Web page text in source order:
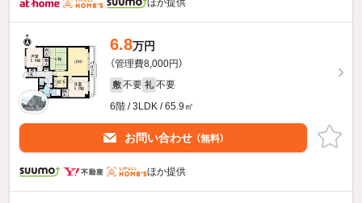
ほか提供
6.8万円
（管理費8,000円）
敷 不要 礼 不要
6階 / 3LDK / 65.9㎡
お問い合わせ （無料）
ほか提供